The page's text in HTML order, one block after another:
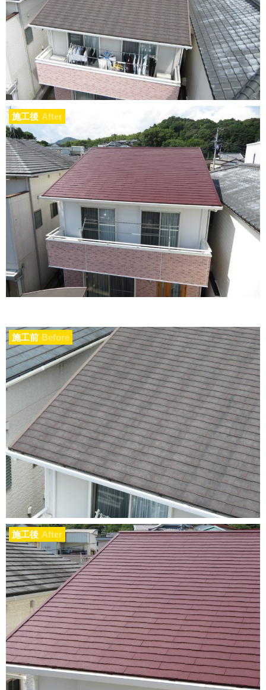
施工後 After
施工前 Before
施工後 After